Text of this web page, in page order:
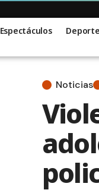
Espectáculos
Noticias